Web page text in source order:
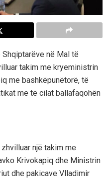
në Mal të
takim me kryeministrin
me bashkëpunëtorë, të
me të cilat ballafaqohën
një takim me
Krivokapiq dhe Ministrin
dhe pakicave Vlladimir